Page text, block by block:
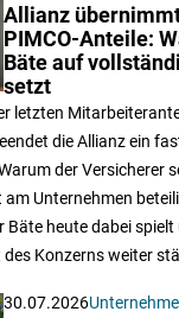
Allianz
PIMCO-Anteile:
Bäte auf
setzt
letzten
die Allianz ein
der Versicherer
Unternehmen
Bäte heute dabei
Konzerns weiter
30.07.2026